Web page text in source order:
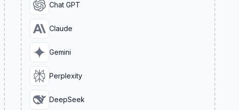
Chat GPT
Claude
Gemini
Perplexity
DeepSeek